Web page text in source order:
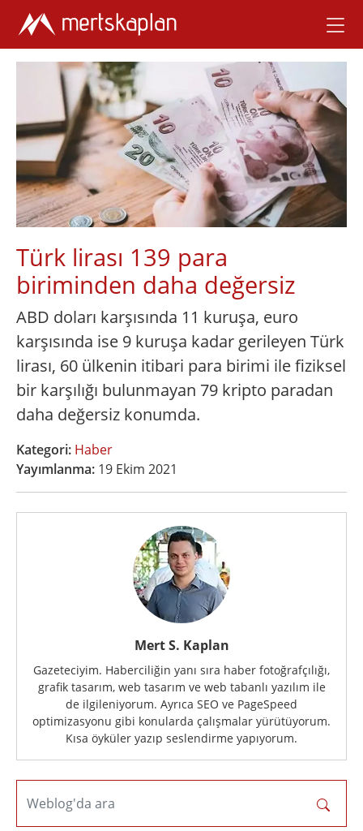
Türk lirası 139 para
biriminden daha değersiz
ABD doları karşısında 11 kuruşa, euro
karşısında ise 9 kuruşa kadar gerileyen Türk
lirası, 60 ülkenin itibari para birimi ile fiziksel
bir karşılığı bulunmayan 79 kripto paradan
daha değersiz konumda.
Kategori: Haber
Yayımlanma: 19 Ekim 2021
Mert S. Kaplan
Gazeteciyim. Haberciliğin yanı sıra haber fotoğrafçılığı,
grafik tasarım, web tasarım ve web tabanlı yazılım ile
de ilgileniyorum. Ayrıca SEO ve PageSpeed
optimizasyonu gibi konularda çalışmalar yürütüyorum.
Kısa öyküler yazıp seslendirme yapıyorum.
Weblog'da ara